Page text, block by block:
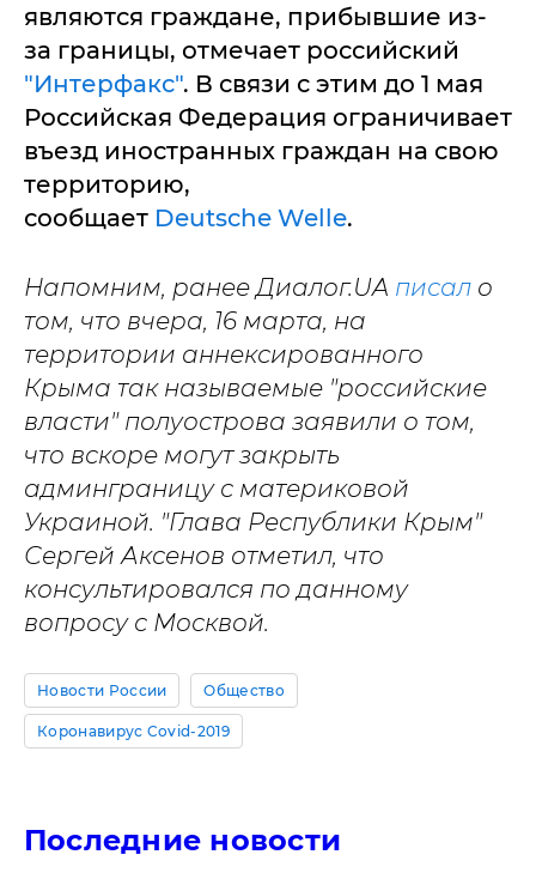
являются граждане, прибывшие из-
за границы, отмечает российский
"Интерфакс". В связи с этим до 1 мая
Российская Федерация ограничивает
въезд иностранных граждан на свою
территорию,
сообщает Deutsche Welle.
Напомним, ранее Диалог.UA писал о
том, что вчера, 16 марта, на
территории аннексированного
Крыма так называемые "российские
власти" полуострова заявили о том,
что вскоре могут закрыть
админграницу с материковой
Украиной. "Глава Республики Крым"
Сергей Аксенов отметил, что
консультировался по данному
вопросу с Москвой.
Новости России Общество
Коронавирус Covid-2019
Последние новости